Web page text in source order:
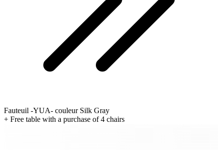
Fauteuil -YUA- couleur Silk Gray
+ Free table with a purchase of 4 chairs